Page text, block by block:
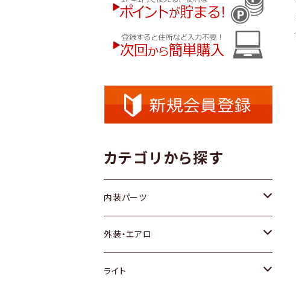
カテゴリから探す
内装パーツ
トヨタ
ホンダ
外装・エアロ
トヨタ
ライト